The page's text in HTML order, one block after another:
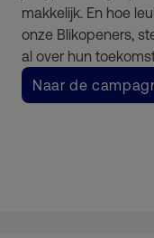
makkelijk. En hoe
onze Blikopeners,
al over hun
Naar de